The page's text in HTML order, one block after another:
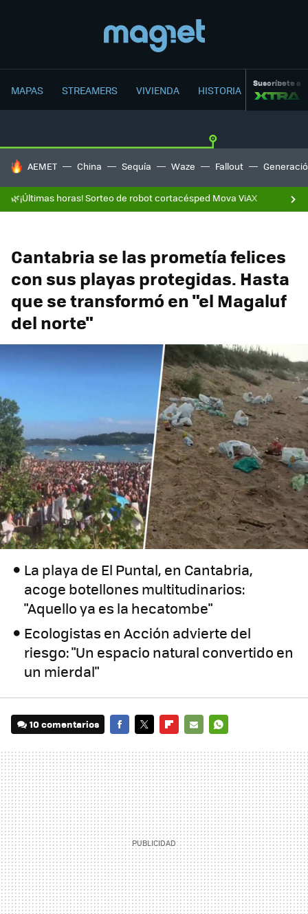
MAPAS STREAMERS VIVIENDA HISTORIA Suscríbete a
HOY SE HABLA DE
AEMET China Sequía Waze Fallout
🌿¡Últimas horas! Sorteo de robot cortacésped Mova ViAX
Cantabria se las prometía felices
con sus playas protegidas. Hasta
que se transformó en "el Magaluf
del norte"
La playa de El Puntal, en Cantabria,
acoge botellones multitudinarios:
"Aquello ya es la hecatombe"
Ecologistas en Acción advierte del
riesgo: "Un espacio natural convertido en
un mierdal"
10 comentarios
MAIL